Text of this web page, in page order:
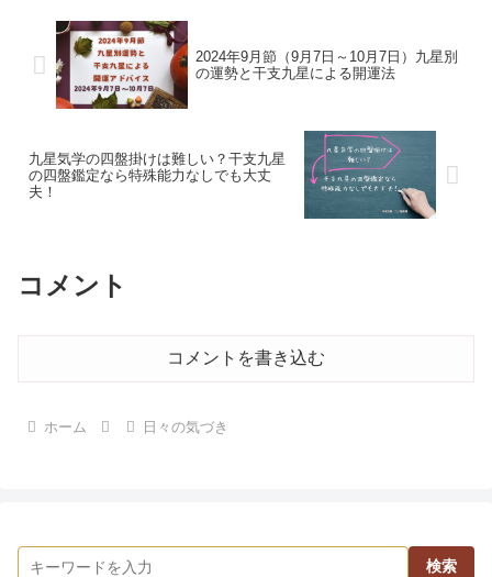
2024年9月節（9月7日～10月7日）九星別
の運勢と干支九星による開運法
九星気学の四盤掛けは難しい？干支九星
の四盤鑑定なら特殊能力なしでも大丈
夫！
コメント
コメントを書き込む
ホーム 日々の気づき
検索